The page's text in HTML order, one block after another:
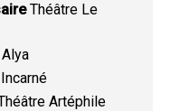
Théâtre Le
Artéphile